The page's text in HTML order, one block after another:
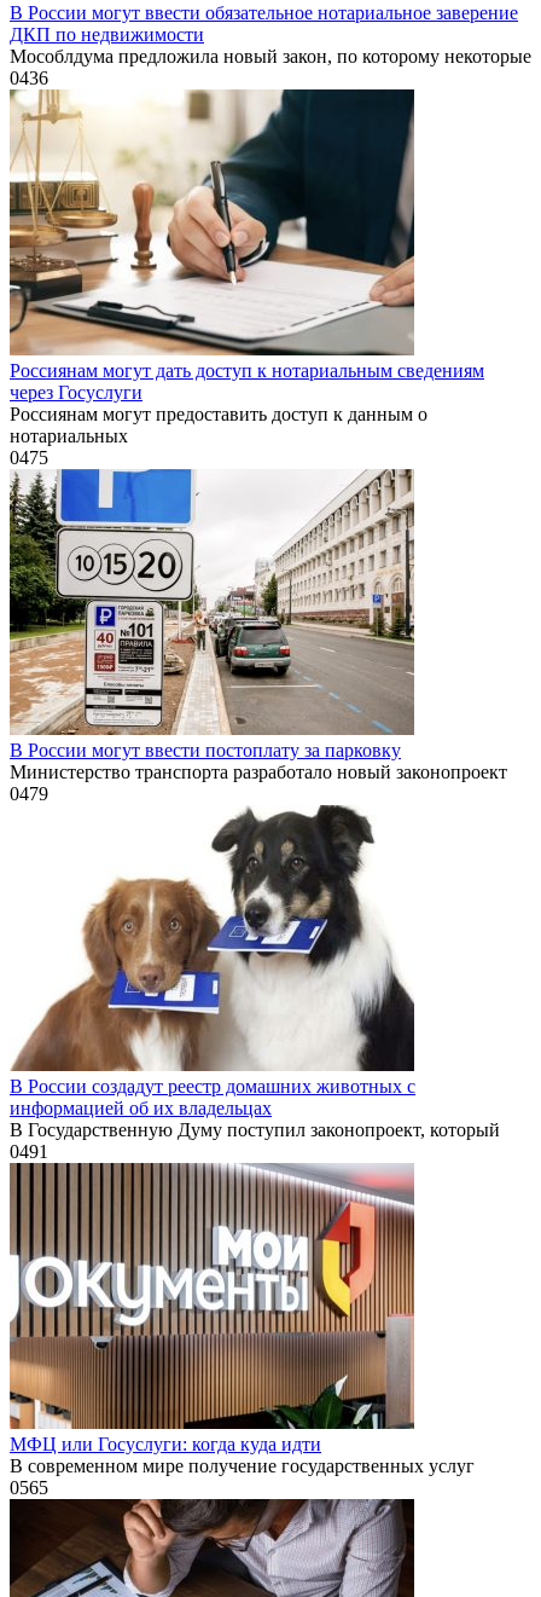
В России могут ввести обязательное нотариальное заверение
ДКП по недвижимости
Мособлдума предложила новый закон, по которому некоторые
0436
Россиянам могут дать доступ к нотариальным сведениям
через Госуслуги
Россиянам могут предоставить доступ к данным о
нотариальных
0475
В России могут ввести постоплату за парковку
Министерство транспорта разработало новый законопроект
0479
В России создадут реестр домашних животных с
информацией об их владельцах
В Государственную Думу поступил законопроект, который
0491
МФЦ или Госуслуги: когда куда идти
В современном мире получение государственных услуг
0565